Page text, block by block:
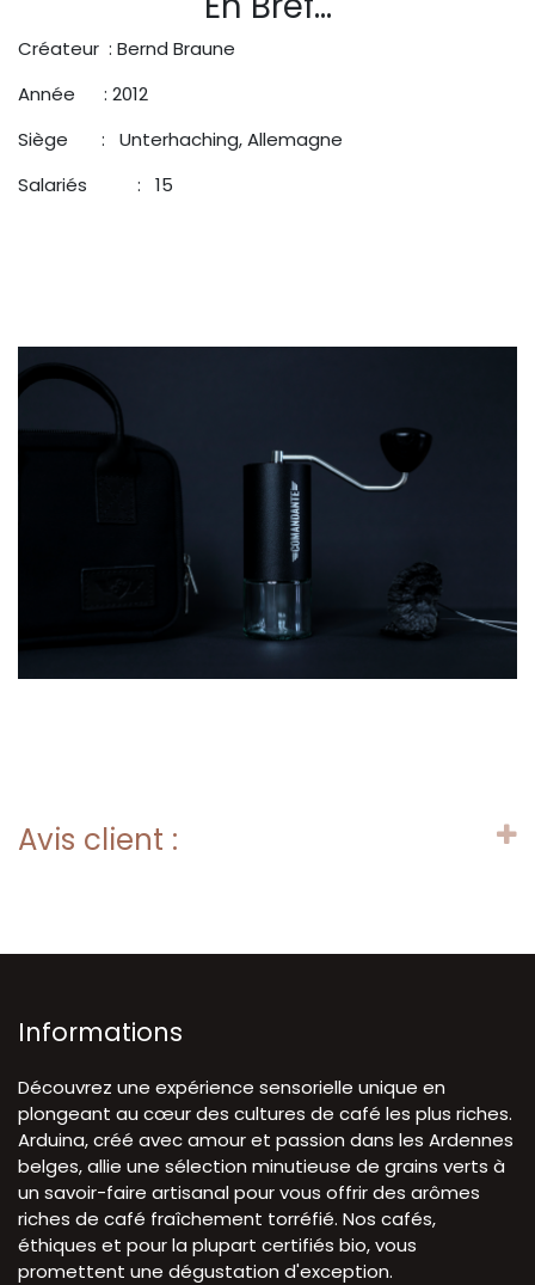
Créateur : Bernd Braune
Année : 2012
Siège : Unterhaching, Allemagne
Salariés
​: 15
Avis client :
Informations
Découvrez une expérience sensorielle unique en
plongeant au cœur des cultures de café les plus riches.
Arduina, créé avec amour et passion dans les Ardennes
belges, allie une sélection minutieuse de grains verts à
un savoir-faire artisanal pour vous offrir des arômes
riches de café fraîchement torréfié. Nos cafés,
éthiques et pour la plupart certifiés bio, vous
promettent une dégustation d'exception.